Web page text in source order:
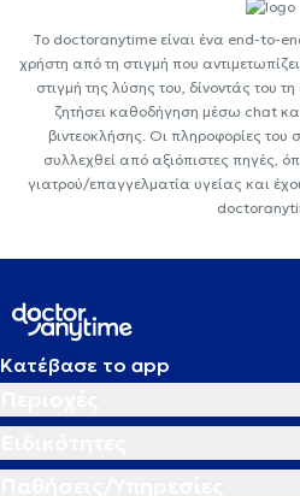
Το doctoranytime είναι ένα end-to-
χρήστη από τη στιγμή που
στιγμή της λύσης του, δίνοντάς του
ζητήσει καθοδήγηση μέσω chat
βιντεοκλήσης. Οι πληροφορίες του
συλλεχθεί από αξιόπιστες πηγές,
γιατρού/επαγγελματία υγείας και
Κατέβασε το app